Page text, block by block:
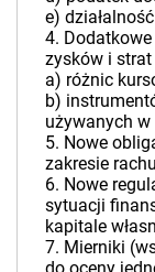
e)
4.
zysków i strat
a) różnic
b)
używanych
5. Nowe
zakresie
6. Nowe
sytuacji
kapitale
7. Mierniki